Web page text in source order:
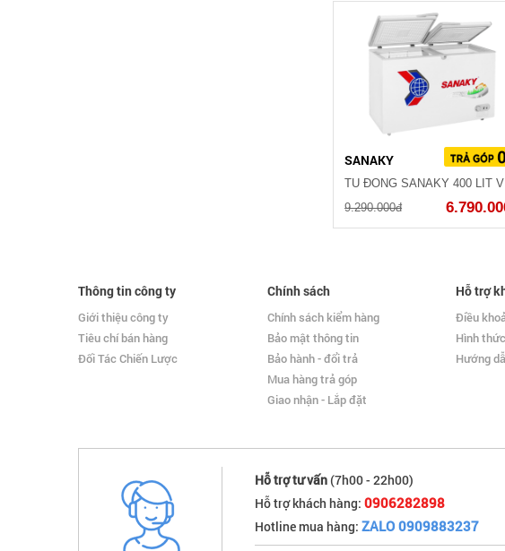
SANAKY
9.290.000đ
Thông tin công ty
Giới thiệu công ty
Tiêu chí bán hàng
Đối Tác Chiến Lược
Chính sách
Chính sách kiểm hàng
Bảo mật thông tin
Bảo hành - đổi trả
Mua hàng trả góp
Giao nhận - Lắp đặt
Hỗ trợ
Điều
Hình
Hướng
Hỗ trợ tư vấn (7h00 - 22h00)
Hỗ trợ khách hàng: 0906282898
Hotline mua hàng: ZALO 0909883237